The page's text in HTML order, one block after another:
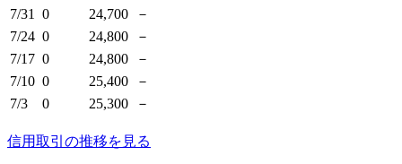
7/31
0 24,700
－
7/24 0 24,800
－
7/17 0 24,800
－
7/10 0 25,400
－
7/3
0 25,300 －
信用取引の推移を見る